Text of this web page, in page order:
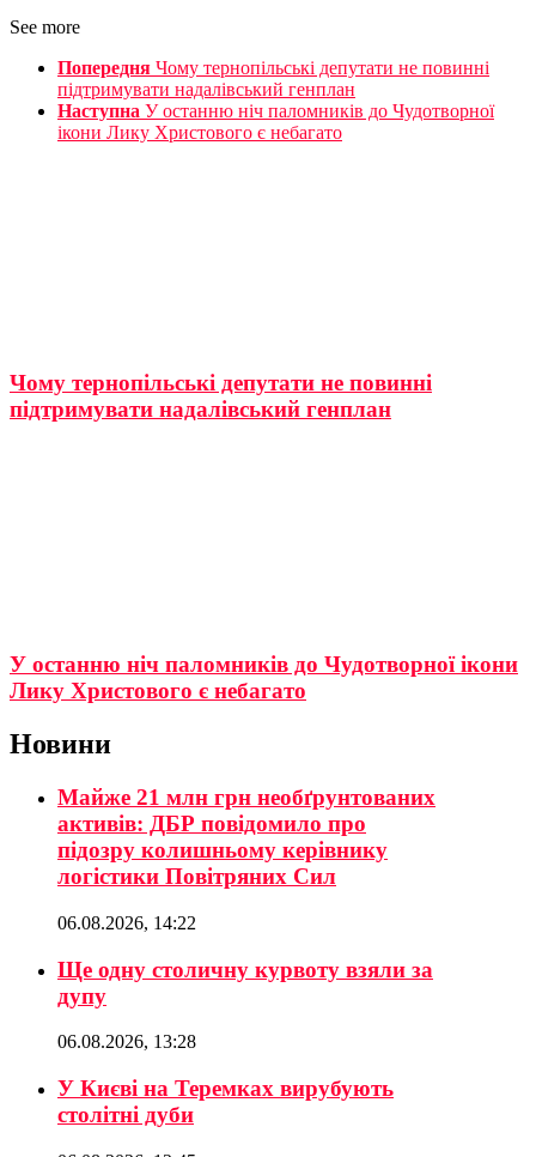
See more
Попередня Чому тернопільські депутати не повинні
підтримувати надалівський генплан
Наступна У останню ніч паломників до Чудотворної
ікони Лику Христового є небагато
Чому тернопільські депутати не повинні
підтримувати надалівський генплан
У останню ніч паломників до Чудотворної ікони
Лику Христового є небагато
Новини
Майже 21 млн грн необґрунтованих
активів: ДБР повідомило про
підозру колишньому керівнику
логістики Повітряних Сил
06.08.2026, 14:22
Ще одну столичну курвоту взяли за
дупу
06.08.2026, 13:28
У Києві на Теремках вирубують
столітні дуби